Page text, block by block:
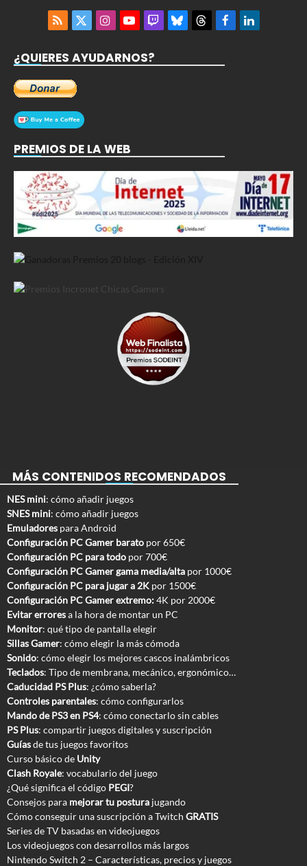
RSS
X
InstagramYouTubeTwitchBlueskyThreadsFacebookLinkedIn
¿QUIERES AYUDARNOS?
PREMIOS DE LA WEB
MÁS CONTENIDOS RECOMENDADOS
NES mini: cómo añadir juegos
SNES mini: cómo añadir juegos
Emuladores para Android
Configuración PC Gamer barato por 650€
Configuración PC para todo por 700€
Configuración PC Gamer gama media/alta por 1000€
Configuración PC para jugar a 2K por 1500€
Configuración PC Gamer extremo:4K por 2000€
Evitar erroresa la hora de montar un PC
Monitor: qué tipo de pantalla elegir
Sillas Gamer: cómo elegir la más cómoda
Sonido: cómo elegir los mejores cascos inalámbricos
Teclados: Tipo de membrana, mecánico, ergonómico…
Caducidad PS Plus: ¿cómo saberla?
Controles parentales: cómo configurarlos
Mando de PS3 en PS4: cómo conectarlo sin cables
PS Plus: compartir juegos digitales y suscripción
Guíasde tus juegos favoritos
Curso básico de Unity
Clash Royale: vocabulario del juego
¿Qué significa el código PEGI?
Consejos para mejorar tu postura jugando
Cómo conseguir una suscripción a Twitch GRATIS
Series de TV basadas en videojuegos
Los videojuegos con desarrollos más largos
Nintendo Switch 2 – Características, precios y juegos